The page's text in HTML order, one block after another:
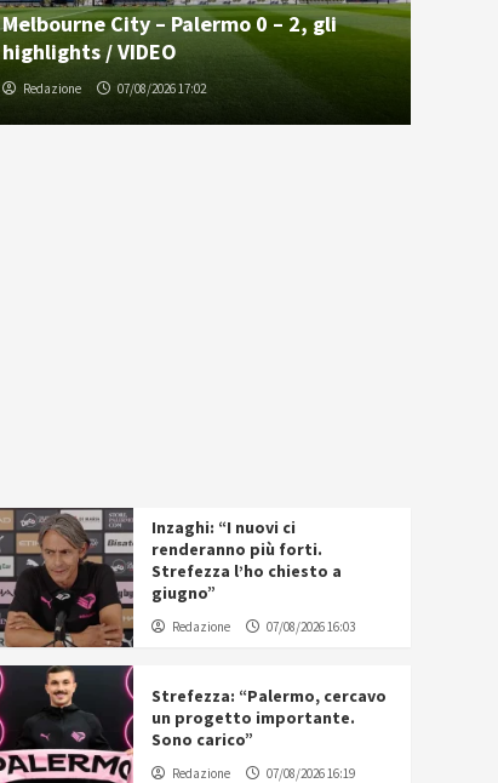
Melbourne City – Palermo 0 – 2, gli
highlights / VIDEO
Redazione 07/08/2026 17:02
Inzaghi: “I nuovi ci
renderanno più forti.
Strefezza l’ho chiesto a
giugno”
Redazione 07/08/2026 16:03
Strefezza: “Palermo, cercavo
un progetto importante.
Sono carico”
Redazione 07/08/2026 16:19